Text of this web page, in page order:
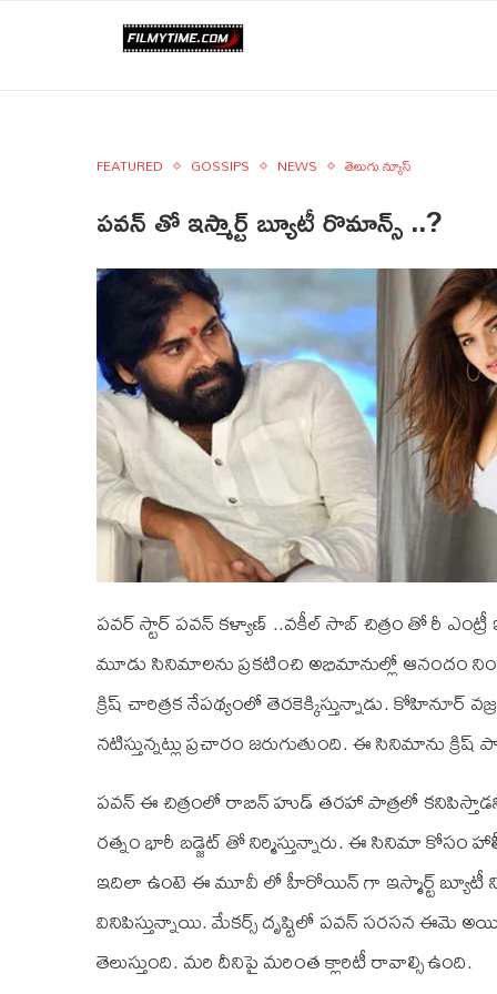
FEATURED GOSSIPS NEWS తెలుగు న్యూస్
పవన్ తో ఇస్మార్ట్ బ్యూటీ రొమాన్స్ ..?
పవర్ స్టార్ పవన్ కళ్యాణ్ ..వకీల్ సాబ్ చిత్రం తో రీ
మూడు సినిమాలను ప్రకటించి అభిమానుల్లో ఆనందం
క్రిష్ చారిత్రక నేపథ్యంలో తెరకెక్కిస్తున్నాడు.
నటిస్తున్నట్లు ప్రచారం జరుగుతుంది. ఈ సినిమాను
పవన్​ ఈ చిత్రంలో రాబిన్ హుడ్ తరహా పాత్రలో
రత్నం భారీ బడ్జెట్ తో నిర్మిస్తున్నారు. ఈ సినిమా కోసం
ఇదిలా ఉంటె ఈ మూవీ లో హీరోయిన్ గా ఇస్మార్ట్ బ్యూటీ నిధి
వినిపిస్తున్నాయి. మేకర్స్ దృష్టిలో పవన్ సరసన ఈమె
తెలుస్తుంది. మరి దీనిపై మరింత క్లారిటీ రావాల్సి ఉంది.